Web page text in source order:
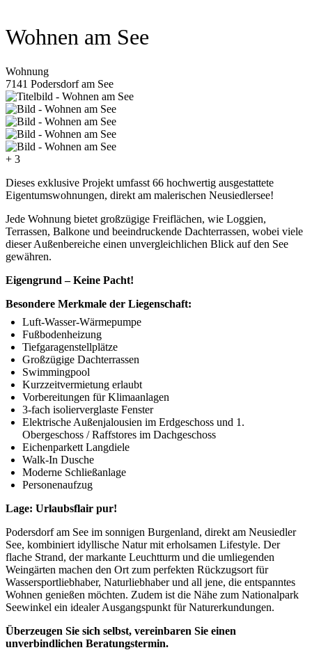
Wohnen am See
Wohnung
7141 Podersdorf am See
+ 3
Dieses exklusive Projekt umfasst 66 hochwertig ausgestattete
Eigentumswohnungen, direkt am malerischen Neusiedlersee!
Jede Wohnung bietet großzügige Freiflächen, wie Loggien,
Terrassen, Balkone und beeindruckende Dachterrassen, wobei viele
dieser Außenbereiche einen unvergleichlichen Blick auf den See
gewähren.
Eigengrund – Keine Pacht!
Besondere Merkmale der Liegenschaft:
Luft-Wasser-Wärmepumpe
Fußbodenheizung
Tiefgaragenstellplätze
Großzügige Dachterrassen
Swimmingpool
Kurzzeitvermietung erlaubt
Vorbereitungen für Klimaanlagen
3-fach isolierverglaste Fenster
Elektrische Außenjalousien im Erdgeschoss und 1.
Obergeschoss / Raffstores im Dachgeschoss
Eichenparkett Langdiele
Walk-In Dusche
Moderne Schließanlage
Personenaufzug
Lage: Urlaubsflair pur!
Podersdorf am See im sonnigen Burgenland, direkt am Neusiedler
See, kombiniert idyllische Natur mit erholsamen Lifestyle. Der
flache Strand, der markante Leuchtturm und die umliegenden
Weingärten machen den Ort zum perfekten Rückzugsort für
Wassersportliebhaber, Naturliebhaber und all jene, die entspanntes
Wohnen genießen möchten. Zudem ist die Nähe zum Nationalpark
Seewinkel ein idealer Ausgangspunkt für Naturerkundungen.
Überzeugen Sie sich selbst, vereinbaren Sie einen
unverbindlichen Beratungstermin.